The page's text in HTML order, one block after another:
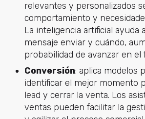
relevantes y personalizados
comportamiento y
La inteligencia artificial ayuda
mensaje enviar y cuándo,
probabilidad de avanzar en el
Conversión: aplica modelos
identificar el mejor momento
lead y cerrar la venta. Los
ventas pueden facilitar la